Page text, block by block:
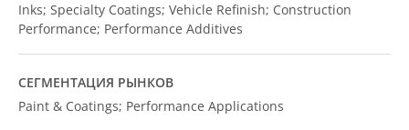
Inks; Specialty Coatings; Vehicle Refinish; Construction
Performance; Performance Additives
СЕГМЕНТАЦИЯ РЫНКОВ
Paint & Coatings; Performance Applications